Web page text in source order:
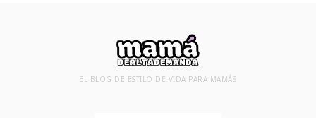
EL BLOG DE ESTILO DE VIDA PARA MAMÁS